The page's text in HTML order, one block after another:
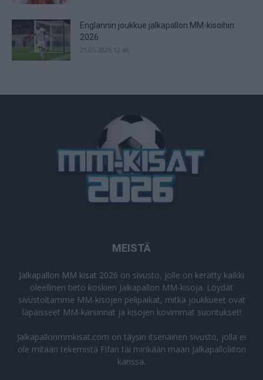
Englannin joukkue jalkapallon MM-kisoihin
2026
25.05.2026 12:46
MEISTÄ
Jalkapallon MM kisat 2026 on sivusto, jolle on kerätty kaikki
oleellinen tieto koskien Jalkapallon MM-kisoja. Löydät
sivustoltamme MM-kisojen pelipaikat, mitkä joukkueet ovat
läpäisseet MM-karsinnat ja kisojen kovimmat suoritukset!
Jalkapallonmmkisat.com on täysin itsenäinen sivusto, jolla ei
ole mitään tekemistä Fifan tai minkään maan Jalkapalloliiton
kanssa.